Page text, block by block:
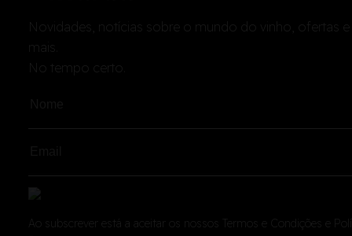
Novidades, notícias sobre o mundo do vinho, ofertas
mais.
No tempo certo.
Ao subscrever está a aceitar os nossos Termos e Condições e